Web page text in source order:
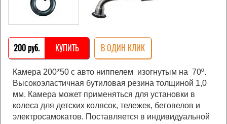
200 pуб. КУПИТЬ В ОДИН КЛИК
Камера 200*50 с авто ниппелем изогнутым на 70º.
Высокоэластичная бутиловая резина толщиной 1,0
мм. Камера может применяться для установки в
колеса для детских колясок, тележек, беговелов и
электросамокатов. Поставляется в индивидуальной